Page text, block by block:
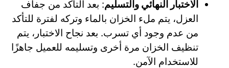
الاختبار النهائي والتسليم: بعد التأكد من جفاف
العزل، يتم ملء الخزان بالماء وتركه لفترة للتأكد
من عدم وجود أي تسرب. بعد نجاح الاختبار، يتم
تنظيف الخزان مرة أخرى وتسليمه للعميل جاهزًا
للاستخدام الآمن.